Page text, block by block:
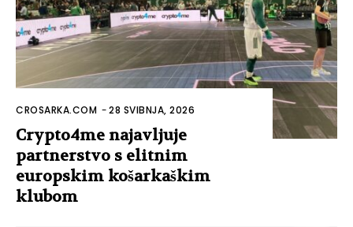
CROSARKA.COM -28 SVIBNJA, 2026
Crypto4me najavljuje
partnerstvo s elitnim
europskim košarkaškim
klubom